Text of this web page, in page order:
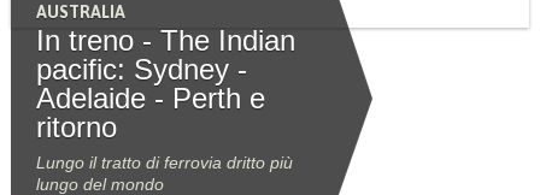
AUSTRALIA
In treno - The Indian
pacific: Sydney -
Adelaide - Perth e
ritorno
Lungo il tratto di ferrovia dritto più
lungo del mondo